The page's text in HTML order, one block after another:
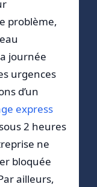
problème,
journée
urgences
d’un
express
2 heures
ne
bloquée
ailleurs,